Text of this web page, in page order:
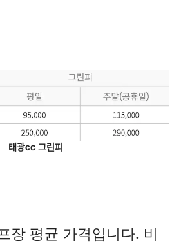
태광cc 그린피
장 평균 가격입니다. 비